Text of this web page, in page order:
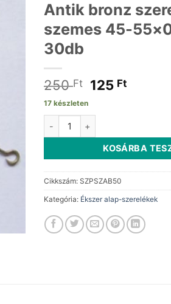
Antik bronz
szemes 45-
30db
250Ft
Original
was:
250 Ft.
125 Ft
17 készleten
KOSÁRBA
Cikkszám: SZPSZAB50
Kategória: Ékszer alap-szerelékek